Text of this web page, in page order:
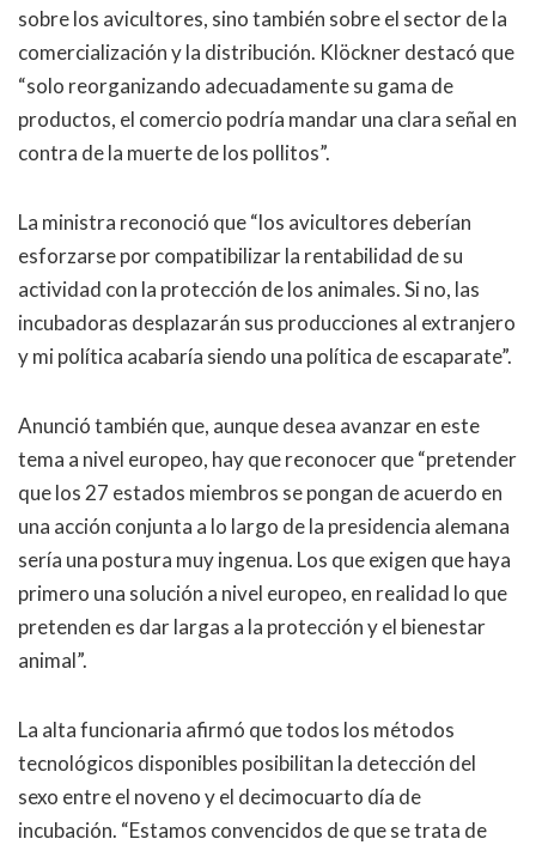
sobre los avicultores, sino también sobre el sector de la
comercialización y la distribución. Klöckner destacó que
“solo reorganizando adecuadamente su gama de
productos, el comercio podría mandar una clara señal en
contra de la muerte de los pollitos”.
La ministra reconoció que “los avicultores deberían
esforzarse por compatibilizar la rentabilidad de su
actividad con la protección de los animales. Si no, las
incubadoras desplazarán sus producciones al extranjero
y mi política acabaría siendo una política de escaparate”.
Anunció también que, aunque desea avanzar en este
tema a nivel europeo, hay que reconocer que “pretender
que los 27 estados miembros se pongan de acuerdo en
una acción conjunta a lo largo de la presidencia alemana
sería una postura muy ingenua. Los que exigen que haya
primero una solución a nivel europeo, en realidad lo que
pretenden es dar largas a la protección y el bienestar
animal”.
La alta funcionaria afirmó que todos los métodos
tecnológicos disponibles posibilitan la detección del
sexo entre el noveno y el decimocuarto día de
incubación. “Estamos convencidos de que se trata de